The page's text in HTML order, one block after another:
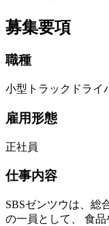
募集要項
職種
小型トラックドライ
雇用形態
正社員
仕事内容
SBSゼンツウは、総
の一員として、 食